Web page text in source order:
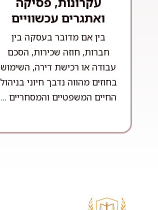
ואתגרים עכשוויים
בין אם מדובר בעסקה בין
חברות, חוזה שכירות, הסכם
עבודה או רכישת דירה, השימוש
בחוזים מהווה נדבך חיוני בניהול
החיים המשפטיים והמסחריים ...